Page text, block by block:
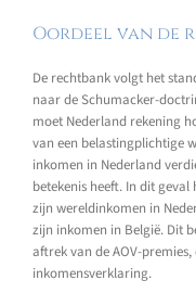
Oordeel van de
De rechtbank volgt het
naar de Schumacker-
moet Nederland rekening
van een belastingplichtige
inkomen in Nederland
betekenis heeft. In dit
zijn wereldinkomen in
zijn inkomen in België. Dit
aftrek van de AOV-
inkomensverklaring.